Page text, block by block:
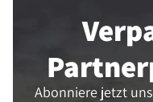
Abonniere jetzt